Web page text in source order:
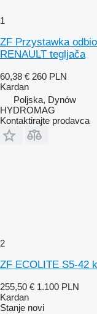
1
ZF Przystawka
RENAULT tegljača
60,38 € 260 PLN
Kardan
Poljska, Dynów
HYDROMAG
Kontaktirajte prodavca
2
ZF ECOLITE S5-42
255,50 € 1.100 PLN
Kardan
Stanje novi